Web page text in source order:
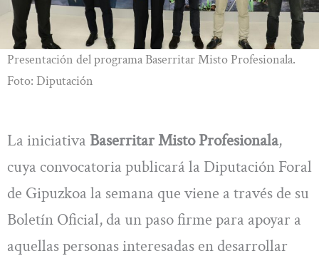
Presentación del programa Baserritar Misto Profesionala.
Foto: Diputación
La iniciativa Baserritar Misto Profesionala,
cuya convocatoria publicará la Diputación Foral
de Gipuzkoa la semana que viene a través de su
Boletín Oficial, da un paso firme para apoyar a
aquellas personas interesadas en desarrollar